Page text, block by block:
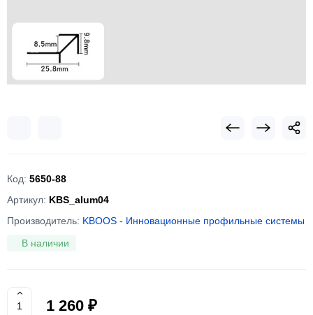
Код: 5650-88
Артикул: KBS_alum04
Производитель: KBOOS - Инновационные профильные системы
В наличии
1 260 ₽